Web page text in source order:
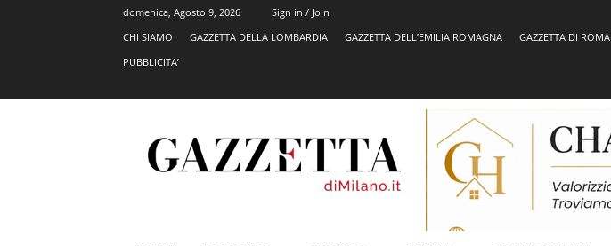
domenica, Agosto 9, 2026
Sign in / Join
CHI SIAMO
GAZZETTA DELLA LOMBARDIA GAZZETTA DELL’EMILIA ROMAGNA GAZZETTA DI ROMA
PUBBLICITA’